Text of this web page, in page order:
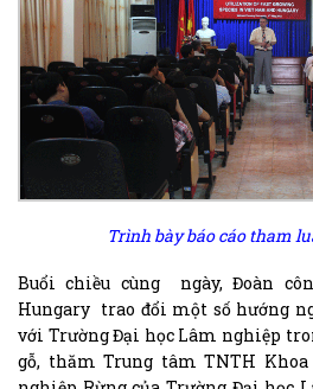
Trình bày báo cáo tham
Buổi chiều cùng ngày, Đoàn
Hungary trao đổi một số hướng
với Trường Đại học Lâm nghiệp
gỗ, thăm Trung tâm TNTH Khoa